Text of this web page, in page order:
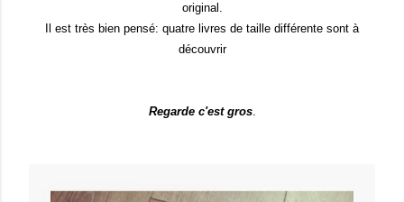
original.
Il est très bien pensé: quatre livres de taille différente sont à
découvrir
Regarde c'est gros.